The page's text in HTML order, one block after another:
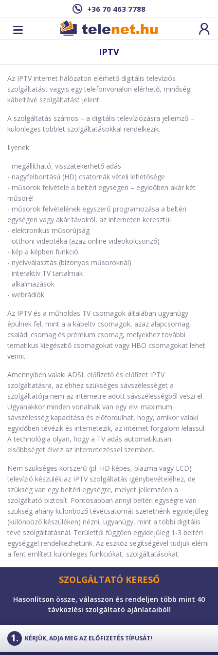
+36 70 463 7788
IPTV
Az IPTV internet hálózaton elérhető digitális televíziós
szolgáltatást vagyis egy telefonvonalon elérhető, minőségi
kábeltévé szolgáltatást jelent.
A szolgáltatás számos – a digitális televíziózásra jellemző –
különleges többlet szolgáltatásokkal rendelkezik.
Ilyenek:
- megállítható, visszatekerhető adás
- nagyfelbontású (HD) csatornák vételi lehetősége
- műsorok felvétele a beltéri egységen – egyidőben akár két
műsoré!
- műsorok felvételének egyszerű programozása a beltéri
egységen vagy akár távolról, az interneten keresztül
- elektronikus műsorújság
- otthoni videotéka (azaz online videokölcsönző)
- kép a képben funkció
- nyelvválasztás (bizonyos műsoroknál)
- interaktív TV tartalmak
- alkalmazások
- webrádiók
Az IPTV és a műholdas TV csomagok általában ugyanúgy
épülnek fel, mint a a kábeltv csomagok, azaz alapcsomag,
családi csomag és prémium csomag, melyekhez további
tematikus kiegészítő csomagokat vagy HBO csomagokat lehet
venni.
Amennyiben valaki ADSL előfizető és előfizet IPTV
szolgáltatásra, az ehhez szükséges sávszélességet a
szolgáltatója nem az internetre adott sávszélességből veszi el.
Ugyanakkor minden vonalnak van egy elvi maximum
sávszélesség kapacitása és előfordulhat, hogy, amikor valaki
egyidőben tévézik és internetezik, az internet forgalom lelassul.
A technológia olyan, hogy a TV adás automatikusan
elsőbbséget élvez az internetezéssel szemben.
Nem szükséges korszerű (pl. HD képes, plazma vagy LCD)
televízió készülék az IPTV szolgáltatás igénybevételéhez, de
szükség van egy beltéri egységre, melyet jellemzően a
szolgáltató biztosít. Pontosabban annyi beltéri egységre van
szükség ahány különböző tévécsatornát szeretnénk egyidejűleg
(különböző készüléken) nézni, ugyanúgy, mint a többi digitális
tévé szolgáltatásnál. Területtől függően egyidejűleg 1-3 beltéri
egységgel rendelkezhetünk. Az eszköz segítségével tudjuk elérni
a fent említett különleges funkciókat, szolgáltatásokat.
SZOLGÁLTATÓ KERESŐ
Hasonlítson össze, válasszon és rendeljen több mint 40
távközlési szolgáltató ajánlataiból!
KÉRJÜK, ADJA MEG AZ ELŐFIZETÉS TÍPUSÁT!